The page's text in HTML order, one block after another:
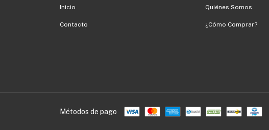
Inicio
Contacto
Quiénes Somos
¿Cómo Comprar?
Métodos de pago